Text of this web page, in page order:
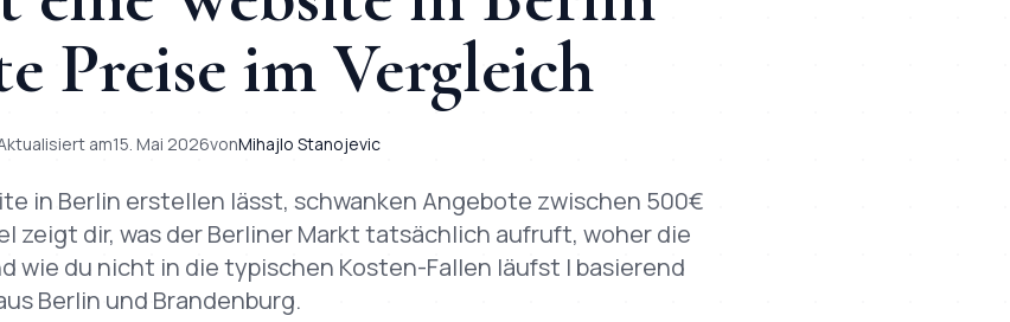
Preise im Vergleich
am15. Mai 2026vonMihajlo Stanojevic
in Berlin erstellen lässt, schwanken Angebote zwischen 500€
zeigt dir, was der Berliner Markt tatsächlich aufruft, woher die
wie du nicht in die typischen Kosten-Fallen läufst | basierend
Berlin und Brandenburg.